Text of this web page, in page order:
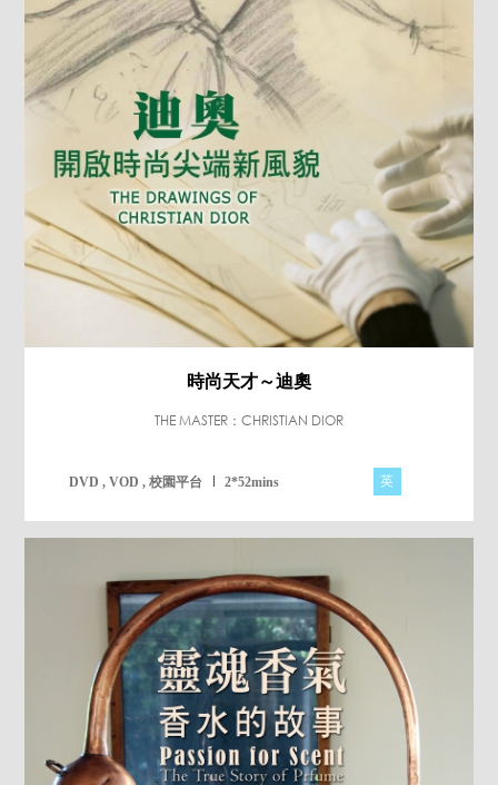
時尚天才～迪奧
THE MASTER：CHRISTIAN DIOR
DVD , VOD , 校園平台 2*52mins 英